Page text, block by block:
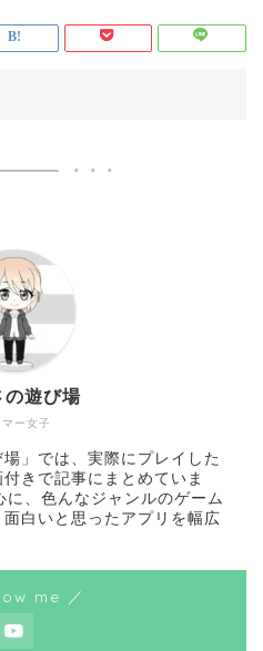
ー女子
の遊び場
」では、実際にプレイした
きで記事にまとめていま
、色んなジャンルのゲーム
白いと思ったアプリを幅広
me ／